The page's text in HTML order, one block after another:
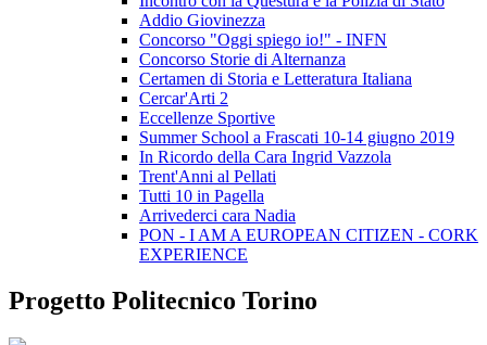
Addio Giovinezza
Concorso "Oggi spiego io!" - INFN
Concorso Storie di Alternanza
Certamen di Storia e Letteratura Italiana
Cercar'Arti 2
Eccellenze Sportive
Summer School a Frascati 10-14 giugno 2019
In Ricordo della Cara Ingrid Vazzola
Trent'Anni al Pellati
Tutti 10 in Pagella
Arrivederci cara Nadia
PON - I AM A EUROPEAN CITIZEN - CORK
EXPERIENCE
Progetto Politecnico Torino